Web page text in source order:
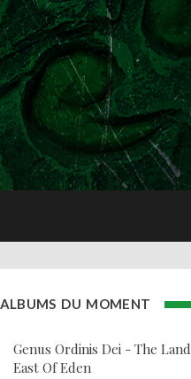
ALBUMS DU MOMENT
Genus Ordinis Dei - The Land
East Of Eden